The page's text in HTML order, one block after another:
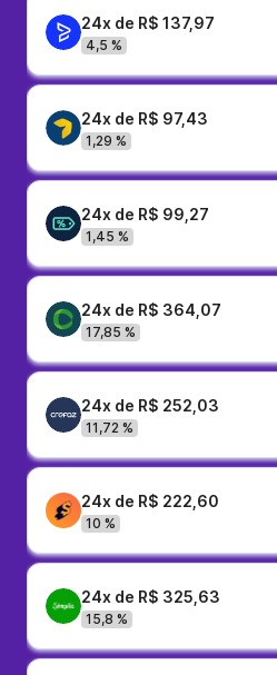
24x de R$ 137,97
4,5 %
24x de R$ 97,43
1,29 %
24x de R$ 99,27
1,45 %
24x de R$ 364,07
17,85 %
24x de R$ 252,03
11,72 %
24x de R$ 222,60
10 %
24x de R$ 325,63
15,8 %